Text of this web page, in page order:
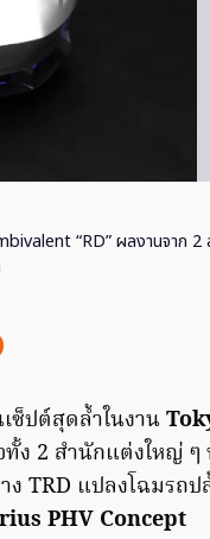
“RD” ผลงานจาก 2
ซ็ปต์สุดล้ำในงาน
ทั้ง 2 สำนักแต่งใหญ่
ง TRD แปลงโฉมรถ
PHV Concept